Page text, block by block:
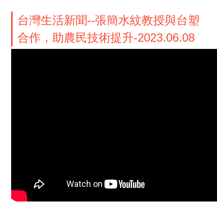
台灣生活新聞--張簡水紋教授與台塑
合作，助農民技術提升-2023.06.08